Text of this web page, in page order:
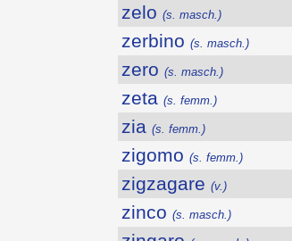
zelo (s. masch.)
zerbino (s. masch.)
zero (s. masch.)
zeta (s. femm.)
zia (s. femm.)
zigomo (s. femm.)
zigzagare (v.)
zinco (s. masch.)